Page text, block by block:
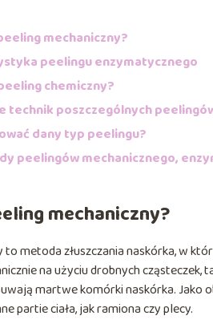
mechaniczny?
peelingu enzymatycznego
chemiczny?
technik poszczególnych
dany typ peelingu?
peelingów mechanicznego,
mechaniczny?
to metoda złuszczania naskórka, w
na użyciu drobnych
martwe komórki naskórka. Jako
partie ciała, jak ramiona czy plecy.